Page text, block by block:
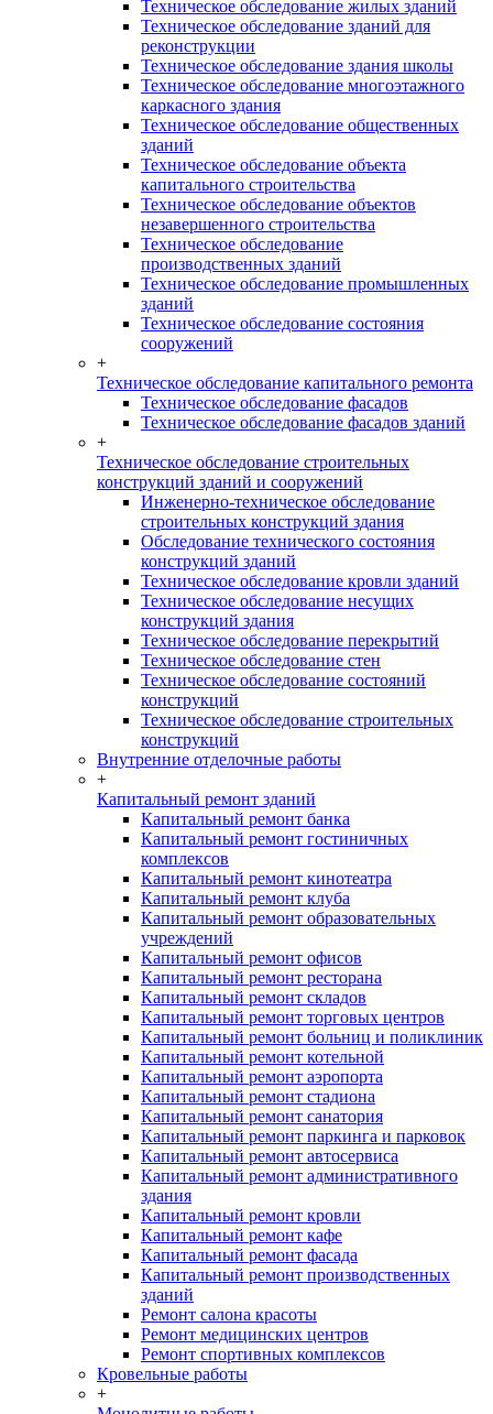
Техническое обследование жилых зданий
Техническое обследование зданий для
реконструкции
Техническое обследование здания школы
Техническое обследование многоэтажного
каркасного здания
Техническое обследование общественных
зданий
Техническое обследование объекта
капитального строительства
Техническое обследование объектов
незавершенного строительства
Техническое обследование
производственных зданий
Техническое обследование промышленных
зданий
Техническое обследование состояния
сооружений
+
Техническое обследование капитального ремонта
Техническое обследование фасадов
Техническое обследование фасадов зданий
+
Техническое обследование строительных
конструкций зданий и сооружений
Инженерно-техническое обследование
строительных конструкций здания
Обследование технического состояния
конструкций зданий
Техническое обследование кровли зданий
Техническое обследование несущих
конструкций здания
Техническое обследование перекрытий
Техническое обследование стен
Техническое обследование состояний
конструкций
Техническое обследование строительных
конструкций
Внутренние отделочные работы
+
Капитальный ремонт зданий
Капитальный ремонт банка
Капитальный ремонт гостиничных
комплексов
Капитальный ремонт кинотеатра
Капитальный ремонт клуба
Капитальный ремонт образовательных
учреждений
Капитальный ремонт офисов
Капитальный ремонт ресторана
Капитальный ремонт складов
Капитальный ремонт торговых центров
Капитальный ремонт больниц и поликлиник
Капитальный ремонт котельной
Капитальный ремонт аэропорта
Капитальный ремонт стадиона
Капитальный ремонт санатория
Капитальный ремонт паркинга и парковок
Капитальный ремонт автосервиса
Капитальный ремонт административного
здания
Капитальный ремонт кровли
Капитальный ремонт кафе
Капитальный ремонт фасада
Капитальный ремонт производственных
зданий
Ремонт салона красоты
Ремонт медицинских центров
Ремонт спортивных комплексов
Кровельные работы
+